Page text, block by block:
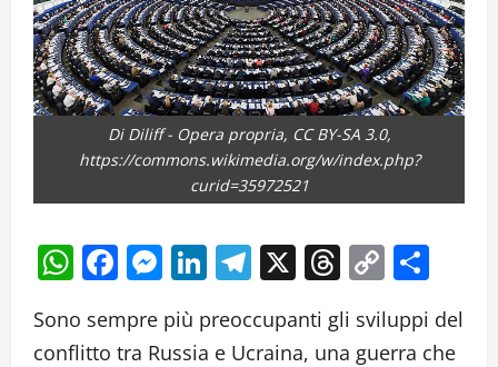
Di Diliff - Opera propria, CC BY-SA 3.0,
https://commons.wikimedia.org/w/index.php?
curid=35972521
WhatsApp
Facebook
Messenger
LinkedIn
Telegram
X Threads
Copy
Link
Sono sempre più preoccupanti gli sviluppi del
conflitto tra Russia e Ucraina, una guerra che